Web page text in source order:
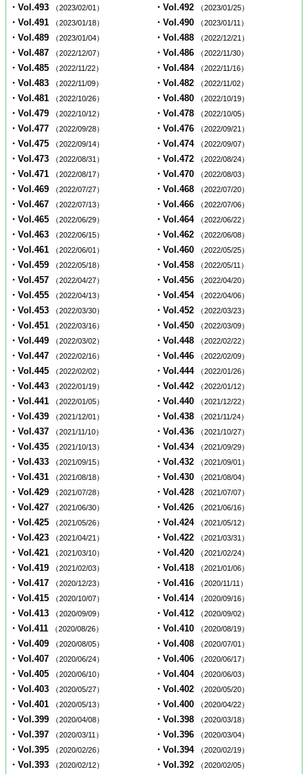
・Vol.493 （2023/02/01） ・Vol.492 （2023/01/25）
・Vol.491 （2023/01/18） ・Vol.490 （2023/01/11）
・Vol.489 （2023/01/04） ・Vol.488 （2022/12/21）
・Vol.487 （2022/12/07） ・Vol.486 （2022/11/30）
・Vol.485 （2022/11/22） ・Vol.484 （2022/11/16）
・Vol.483 （2022/11/09） ・Vol.482 （2022/11/02）
・Vol.481 （2022/10/26） ・Vol.480 （2022/10/19）
・Vol.479 （2022/10/12） ・Vol.478 （2022/10/05）
・Vol.477 （2022/09/28） ・Vol.476 （2022/09/21）
・Vol.475 （2022/09/14） ・Vol.474 （2022/09/07）
・Vol.473 （2022/08/31） ・Vol.472 （2022/08/24）
・Vol.471 （2022/08/17） ・Vol.470 （2022/08/03）
・Vol.469 （2022/07/27） ・Vol.468 （2022/07/20）
・Vol.467 （2022/07/13） ・Vol.466 （2022/07/06）
・Vol.465 （2022/06/29） ・Vol.464 （2022/06/22）
・Vol.463 （2022/06/15） ・Vol.462 （2022/06/08）
・Vol.461 （2022/06/01） ・Vol.460 （2022/05/25）
・Vol.459 （2022/05/18） ・Vol.458 （2022/05/11）
・Vol.457 （2022/04/27） ・Vol.456 （2022/04/20）
・Vol.455 （2022/04/13） ・Vol.454 （2022/04/06）
・Vol.453 （2022/03/30） ・Vol.452 （2022/03/23）
・Vol.451 （2022/03/16） ・Vol.450 （2022/03/09）
・Vol.449 （2022/03/02） ・Vol.448 （2022/02/22）
・Vol.447 （2022/02/16） ・Vol.446 （2022/02/09）
・Vol.445 （2022/02/02） ・Vol.444 （2022/01/26）
・Vol.443 （2022/01/19） ・Vol.442 （2022/01/12）
・Vol.441 （2022/01/05） ・Vol.440 （2021/12/22）
・Vol.439 （2021/12/01） ・Vol.438 （2021/11/24）
・Vol.437 （2021/11/10） ・Vol.436 （2021/10/27）
・Vol.435 （2021/10/13） ・Vol.434 （2021/09/29）
・Vol.433 （2021/09/15） ・Vol.432 （2021/09/01）
・Vol.431 （2021/08/18） ・Vol.430 （2021/08/04）
・Vol.429 （2021/07/28） ・Vol.428 （2021/07/07）
・Vol.427 （2021/06/30） ・Vol.426 （2021/06/16）
・Vol.425 （2021/05/26） ・Vol.424 （2021/05/12）
・Vol.423 （2021/04/21） ・Vol.422 （2021/03/31）
・Vol.421 （2021/03/10） ・Vol.420 （2021/02/24）
・Vol.419 （2021/02/03） ・Vol.418 （2021/01/06）
・Vol.417 （2020/12/23） ・Vol.416 （2020/11/11）
・Vol.415 （2020/10/07） ・Vol.414 （2020/09/16）
・Vol.413 （2020/09/09） ・Vol.412 （2020/09/02）
・Vol.411 （2020/08/26） ・Vol.410 （2020/08/19）
・Vol.409 （2020/08/05） ・Vol.408 （2020/07/01）
・Vol.407 （2020/06/24） ・Vol.406 （2020/06/17）
・Vol.405 （2020/06/10） ・Vol.404 （2020/06/03）
・Vol.403 （2020/05/27） ・Vol.402 （2020/05/20）
・Vol.401 （2020/05/13） ・Vol.400 （2020/04/22）
・Vol.399 （2020/04/08） ・Vol.398 （2020/03/18）
・Vol.397 （2020/03/11） ・Vol.396 （2020/03/04）
・Vol.395 （2020/02/26） ・Vol.394 （2020/02/19）
・Vol.393 （2020/02/12） ・Vol.392 （2020/02/05）